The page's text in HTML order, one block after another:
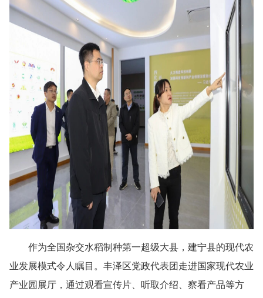
作为全国杂交水稻制种第一超级大县，建宁县的现代农
业发展模式令人瞩目。丰泽区党政代表团走进国家现代农业
产业园展厅，通过观看宣传片、听取介绍、察看产品等方